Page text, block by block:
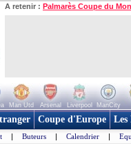
A retenir : Palmarès Coupe du
Man Utd Arsenal Liverpool ManCity
Coupe d'Europe
| Buteurs | Calendrier |